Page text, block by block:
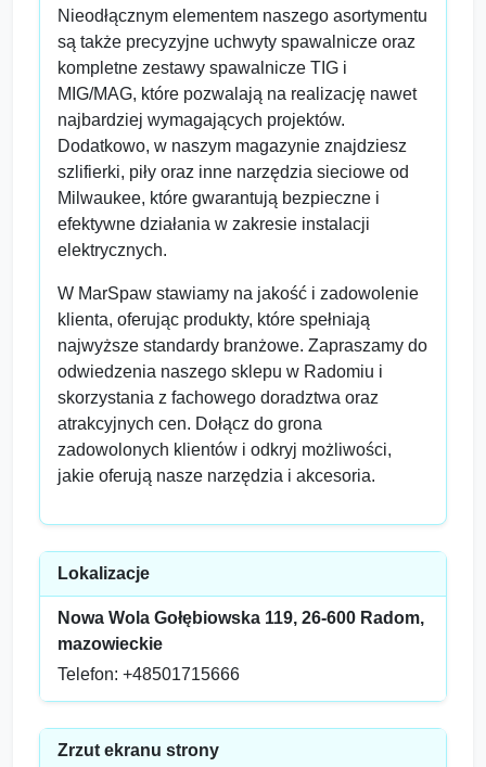
Nieodłącznym elementem naszego asortymentu
są także precyzyjne uchwyty spawalnicze oraz
kompletne zestawy spawalnicze TIG i
MIG/MAG, które pozwalają na realizację nawet
najbardziej wymagających projektów.
Dodatkowo, w naszym magazynie znajdziesz
szlifierki, piły oraz inne narzędzia sieciowe od
Milwaukee, które gwarantują bezpieczne i
efektywne działania w zakresie instalacji
elektrycznych.
W MarSpaw stawiamy na jakość i zadowolenie
klienta, oferując produkty, które spełniają
najwyższe standardy branżowe. Zapraszamy do
odwiedzenia naszego sklepu w Radomiu i
skorzystania z fachowego doradztwa oraz
atrakcyjnych cen. Dołącz do grona
zadowolonych klientów i odkryj możliwości,
jakie oferują nasze narzędzia i akcesoria.
Lokalizacje
Nowa Wola Gołębiowska 119, 26-600 Radom,
mazowieckie
Telefon: +48501715666
Zrzut ekranu strony